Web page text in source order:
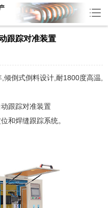
跟踪对准装置
倒式倒料设计,耐1800度高温,
跟踪对准装置
焊缝跟踪系统。